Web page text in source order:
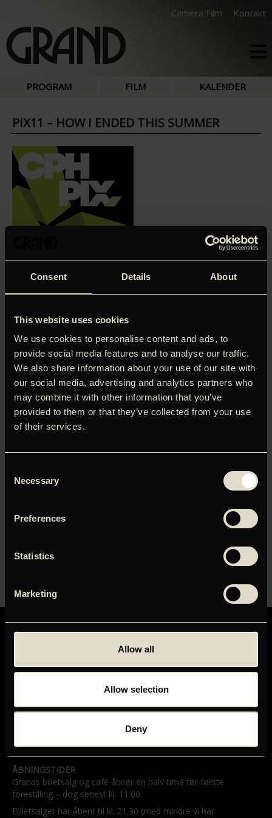
Consent Details About
This website uses cookies
We use cookies to personalise content and ads, to
provide social media features and to analyse our traffic.
We also share information about your use of our site with
our social media, advertising and analytics partners who
may combine it with other information that you’ve
provided to them or that they’ve collected from your use
of their services.
Selection
Necessary
Preferences
Statistics
Marketing
Allow all
Allow selection
Deny
Camera Film Kontakt
PROGRAM FILM KALENDER
PIX11 – HOW I ENDED THIS SUMMER
På en polarstation i det arktiske hav sidder to mænd.
Stedet var en gang en livsvigtig informationskilde til det
omgivende samfund, men det synes at have udspillet sin
rolle, og nu er der kun den erfarne meteorologtekniker,
Sergei, og hans nyudklækkede studenterpraktikant, Pavel,
tilbage. Om få dage forventer de et skib, der skal hente
Sergei, hvis ophold i kulden har varet flere år, tilbage til sin
savnede kone og barn, og forhåbentlig bringe Pavel på den
Men pludselig modtager Pavel et radiotelegram, hvis
indhold han ikke har mod på at afsløre for Sergei i håb om,
at de vil blive hentet hjem, inden det bliver aktuelt at
og Sergei ladt alene i frosten med Pavels hemmelighed,
som det bliver stadig sværere at holde på. Filmen modtog
Mikkel Bryggers Gade 8
1460 København K
ÅBNINGSTIDER
Grands billetsalg og café åbner en halv time før første
forestilling – dog senest kl. 11.00.
Billetsalget har åbent til kl. 21.30 (med mindre vi har